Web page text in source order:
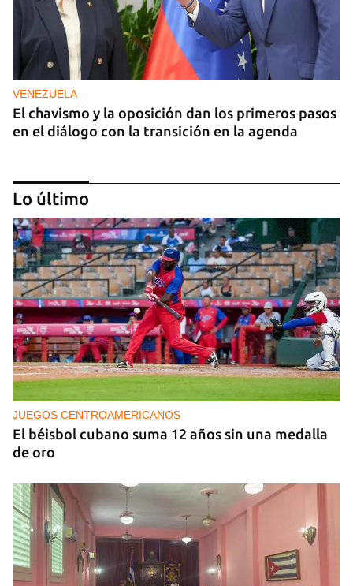
VENEZUELA
El chavismo y la oposición dan los primeros pasos
en el diálogo con la transición en la agenda
NICARAGUA
EE UU propone a la OEA convocar a los
cancilleres para "tomar medidas" contra las
decisiones de Ortega
Lo último
JUEGOS CENTROAMERICANOS
El béisbol cubano suma 12 años sin una medalla
de oro